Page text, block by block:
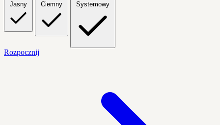
Jasny Ciemny Systemowy
Rozpocznij